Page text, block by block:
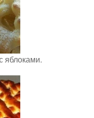
яблоками.